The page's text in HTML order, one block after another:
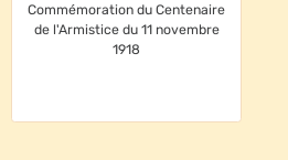
Commémoration du Centenaire
de l'Armistice du 11 novembre
1918